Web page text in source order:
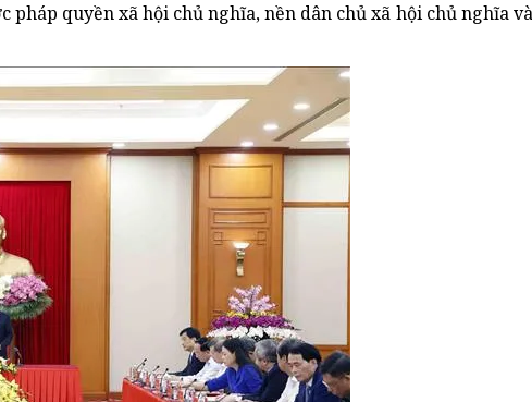
quyền xã hội chủ nghĩa, nền dân chủ xã hội chủ nghĩa